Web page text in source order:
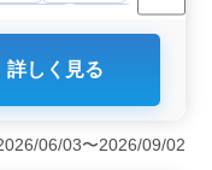
は経験と知識が重
護師の方々が活躍
経験は貴重で、若
詳しく見る
06/03〜2026/09/02